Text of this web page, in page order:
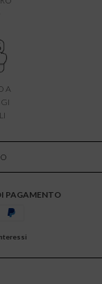
A
PAGAMENTO